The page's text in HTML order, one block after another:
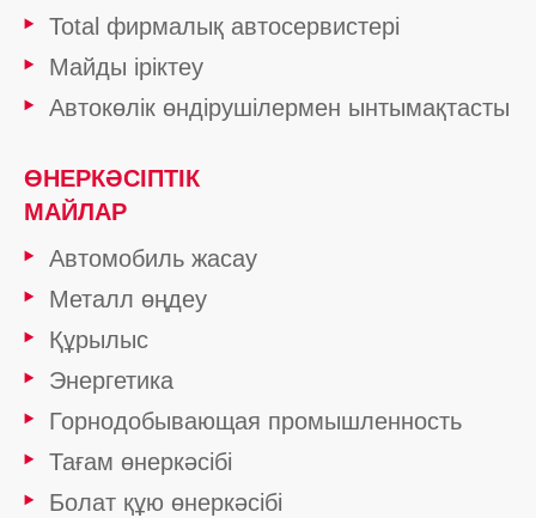
Total фирмалық автосервистері
Майды іріктеу
Автокөлік өндірушілермен ынтымақтасты
ӨНЕРКӘСІПТІК
МАЙЛАР
Автомобиль жасау
Металл өңдеу
Құрылыс
Энергетика
Горнодобывающая промышленность
Тағам өнеркәсібі
Болат құю өнеркәсібі